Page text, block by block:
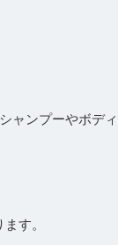
ンプーやボデ
す。